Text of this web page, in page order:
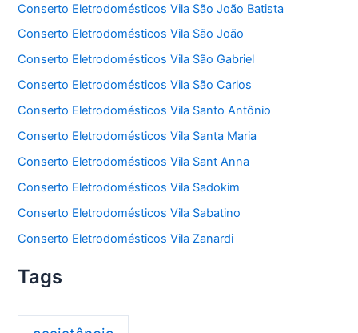
Conserto Eletrodomésticos Vila São João Batista
Conserto Eletrodomésticos Vila São João
Conserto Eletrodomésticos Vila São Gabriel
Conserto Eletrodomésticos Vila São Carlos
Conserto Eletrodomésticos Vila Santo Antônio
Conserto Eletrodomésticos Vila Santa Maria
Conserto Eletrodomésticos Vila Sant Anna
Conserto Eletrodomésticos Vila Sadokim
Conserto Eletrodomésticos Vila Sabatino
Conserto Eletrodomésticos Vila Zanardi
Tags